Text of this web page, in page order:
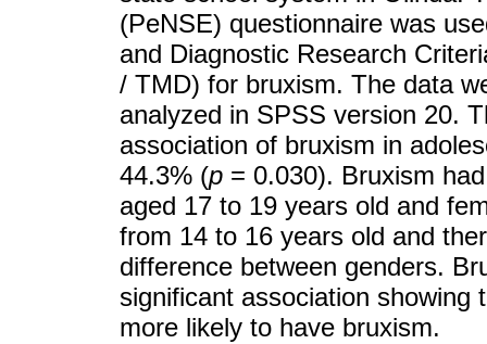
(PeNSE) questionnaire was
and Diagnostic Research
/ TMD) for bruxism. The data
analyzed in SPSS version 20.
association of bruxism in
44.3% (p = 0.030). Bruxism
aged 17 to 19 years old and
from 14 to 16 years old and
difference between genders.
significant association showing
more likely to have bruxism.